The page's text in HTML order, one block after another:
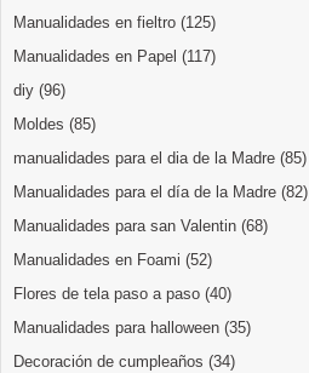
Manualidades en fieltro (125)
Manualidades en Papel (117)
diy (96)
Moldes (85)
manualidades para el dia de la Madre (85)
Manualidades para el día de la Madre (82)
Manualidades para san Valentin (68)
Manualidades en Foami (52)
Flores de tela paso a paso (40)
Manualidades para halloween (35)
Decoración de cumpleaños (34)